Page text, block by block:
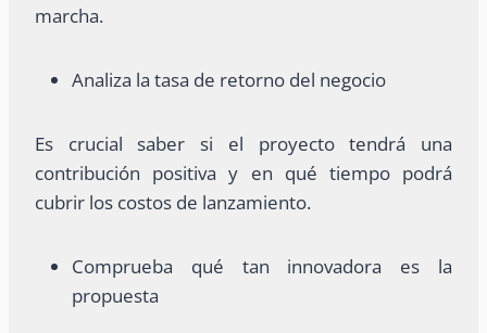
marcha.
Analiza la tasa de retorno del negocio
Es crucial saber si el proyecto tendrá una
contribución positiva y en qué tiempo podrá
cubrir los costos de lanzamiento.
Comprueba qué tan innovadora es la
propuesta